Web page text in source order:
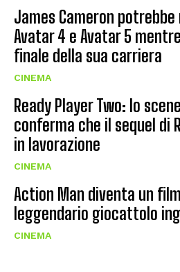
James Cameron
Avatar 4 e Avatar 5
finale della sua carriera
CINEMA
Ready Player Two: lo
conferma che il sequel di
in lavorazione
CINEMA
Action Man diventa un
leggendario giocattolo
CINEMA